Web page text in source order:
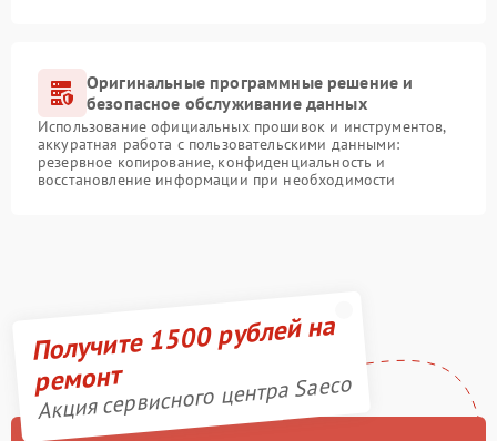
Оригинальные программные решение и
безопасное обслуживание данных
Использование официальных прошивок и инструментов,
аккуратная работа с пользовательскими данными:
резервное копирование, конфиденциальность и
восстановление информации при необходимости
Получите 1500 рублей на
ремонт
Акция сервисного центра Saeco